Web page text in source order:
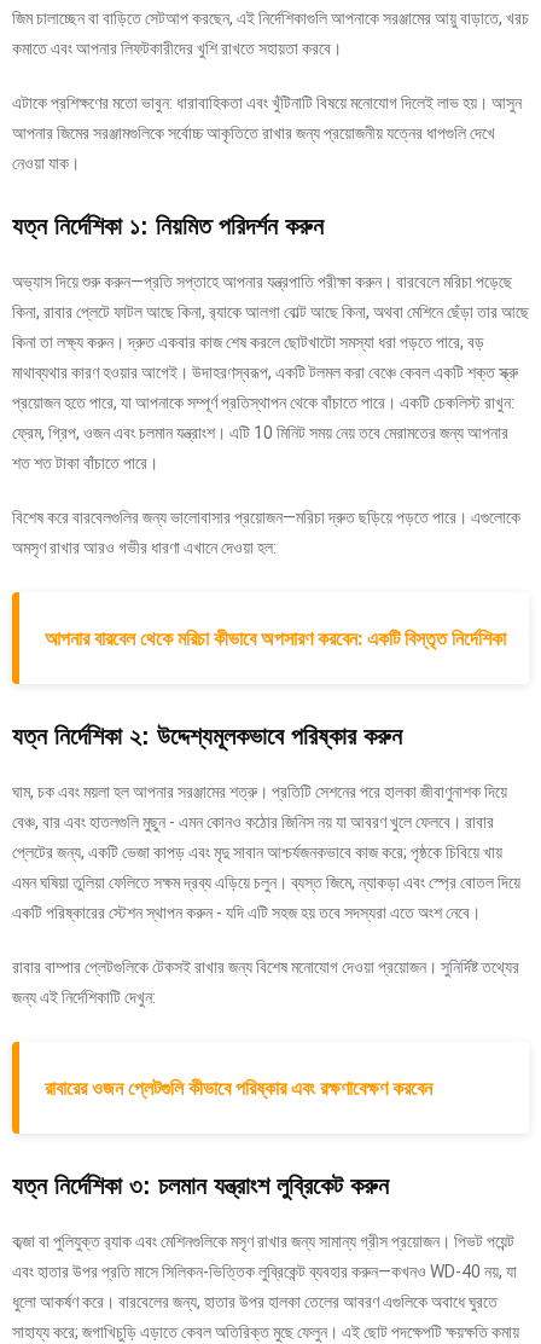
জিম চালাচ্ছেন বা বাড়িতে সেটআপ করছেন, এই নির্দেশিকাগুলি আপনাকে সরঞ্জামের আয়ু বাড়াতে, খরচ
কমাতে এবং আপনার লিফটকারীদের খুশি রাখতে সহায়তা করবে।
এটাকে প্রশিক্ষণের মতো ভাবুন: ধারাবাহিকতা এবং খুঁটিনাটি বিষয়ে মনোযোগ দিলেই লাভ হয়। আসুন
আপনার জিমের সরঞ্জামগুলিকে সর্বোচ্চ আকৃতিতে রাখার জন্য প্রয়োজনীয় যত্নের ধাপগুলি দেখে
নেওয়া যাক।
যত্ন নির্দেশিকা ১: নিয়মিত পরিদর্শন করুন
অভ্যাস দিয়ে শুরু করুন—প্রতি সপ্তাহে আপনার যন্ত্রপাতি পরীক্ষা করুন। বারবেলে মরিচা পড়েছে
কিনা, রাবার প্লেটে ফাটল আছে কিনা, র‍্যাকে আলগা বোল্ট আছে কিনা, অথবা মেশিনে ছেঁড়া তার আছে
কিনা তা লক্ষ্য করুন। দ্রুত একবার কাজ শেষ করলে ছোটখাটো সমস্যা ধরা পড়তে পারে, বড়
মাথাব্যথার কারণ হওয়ার আগেই। উদাহরণস্বরূপ, একটি টলমল করা বেঞ্চে কেবল একটি শক্ত স্ক্রু
প্রয়োজন হতে পারে, যা আপনাকে সম্পূর্ণ প্রতিস্থাপন থেকে বাঁচাতে পারে। একটি চেকলিস্ট রাখুন:
ফ্রেম, গ্রিপ, ওজন এবং চলমান যন্ত্রাংশ। এটি 10 ​​মিনিট সময় নেয় তবে মেরামতের জন্য আপনার
শত শত টাকা বাঁচাতে পারে।
বিশেষ করে বারবেলগুলির জন্য ভালোবাসার প্রয়োজন—মরিচা দ্রুত ছড়িয়ে পড়তে পারে। এগুলোকে
অমসৃণ রাখার আরও গভীর ধারণা এখানে দেওয়া হল:
আপনার বারবেল থেকে মরিচা কীভাবে অপসারণ করবেন: একটি বিস্তৃত নির্দেশিকা
যত্ন নির্দেশিকা ২: উদ্দেশ্যমূলকভাবে পরিষ্কার করুন
ঘাম, চক এবং ময়লা হল আপনার সরঞ্জামের শত্রু। প্রতিটি সেশনের পরে হালকা জীবাণুনাশক দিয়ে
বেঞ্চ, বার এবং হাতলগুলি মুছুন - এমন কোনও কঠোর জিনিস নয় যা আবরণ খুলে ফেলবে। রাবার
প্লেটের জন্য, একটি ভেজা কাপড় এবং মৃদু সাবান আশ্চর্যজনকভাবে কাজ করে; পৃষ্ঠকে চিবিয়ে খায়
এমন ঘষিয়া তুলিয়া ফেলিতে সক্ষম দ্রব্য এড়িয়ে চলুন। ব্যস্ত জিমে, ন্যাকড়া এবং স্প্রে বোতল দিয়ে
একটি পরিষ্কারের স্টেশন স্থাপন করুন - যদি এটি সহজ হয় তবে সদস্যরা এতে অংশ নেবে।
রাবার বাম্পার প্লেটগুলিকে টেকসই রাখার জন্য বিশেষ মনোযোগ দেওয়া প্রয়োজন। সুনির্দিষ্ট তথ্যের
জন্য এই নির্দেশিকাটি দেখুন:
রাবারের ওজন প্লেটগুলি কীভাবে পরিষ্কার এবং রক্ষণাবেক্ষণ করবেন
যত্ন নির্দেশিকা ৩: চলমান যন্ত্রাংশ লুব্রিকেট করুন
কব্জা বা পুলিযুক্ত র‍্যাক এবং মেশিনগুলিকে মসৃণ রাখার জন্য সামান্য গ্রীস প্রয়োজন। পিভট পয়েন্ট
এবং হাতার উপর প্রতি মাসে সিলিকন-ভিত্তিক লুব্রিকেন্ট ব্যবহার করুন—কখনও WD-40 নয়, যা
ধুলো আকর্ষণ করে। বারবেলের জন্য, হাতার উপর হালকা তেলের আবরণ এগুলিকে অবাধে ঘুরতে
সাহায্য করে; জগাখিচুড়ি এড়াতে কেবল অতিরিক্ত মুছে ফেলুন। এই ছোট পদক্ষেপটি ক্ষয়ক্ষতি কমায়